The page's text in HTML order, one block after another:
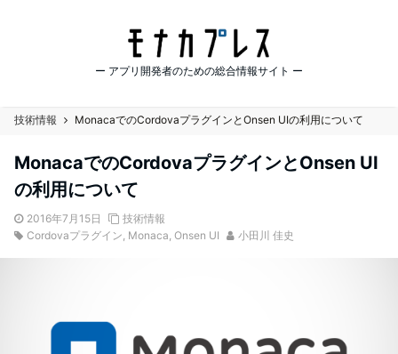
ー アプリ開発者のための総合情報サイト ー
技術情報 MonacaでのCordovaプラグインとOnsen UIの利用について
MonacaでのCordovaプラグインとOnsen UI
の利用について
2016年7月15日
技術情報
Cordovaプラグイン, Monaca, Onsen UI 小田川 佳史